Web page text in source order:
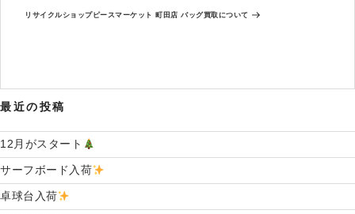
ー
稿
の
リサイクルショップピースマーケット 町田店 バッグ買取について
最近の投稿
12月がスタート
サーフボード入荷
卓球台入荷